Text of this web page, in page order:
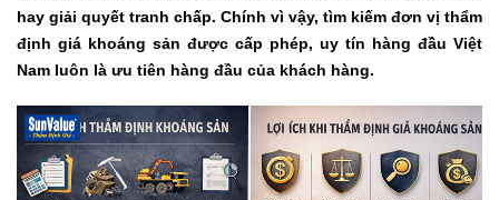
hay giải quyết tranh chấp. Chính vì vậy, tìm kiếm đơn vị thẩm
định giá khoáng sản được cấp phép, uy tín hàng đầu Việt
Nam luôn là ưu tiên hàng đầu của khách hàng.